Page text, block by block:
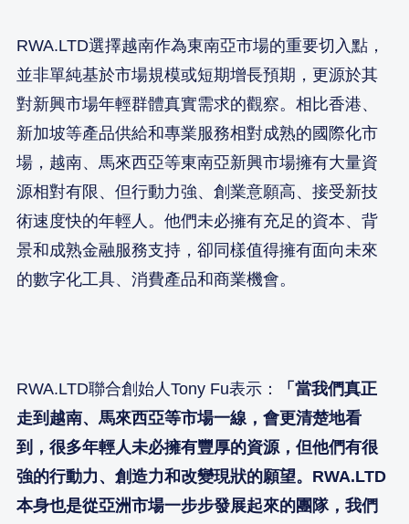
RWA.LTD選擇越南作為東南亞市場的重要切入點，
並非單純基於市場規模或短期增長預期，更源於其
對新興市場年輕群體真實需求的觀察。相比香港、
新加坡等產品供給和專業服務相對成熟的國際化市
場，越南、馬來西亞等東南亞新興市場擁有大量資
源相對有限、但行動力強、創業意願高、接受新技
術速度快的年輕人。他們未必擁有充足的資本、背
景和成熟金融服務支持，卻同樣值得擁有面向未來
的數字化工具、消費產品和商業機會。
RWA.LTD聯合創始人Tony Fu表示：
「當我們真正
走到越南、馬來西亞等市場一線，會更清楚地看
到，很多年輕人未必擁有豐厚的資源，但他們有很
強的行動力、創造力和改變現狀的願望。RWA.LTD
本身也是從亞洲市場一步步發展起來的團隊，我們